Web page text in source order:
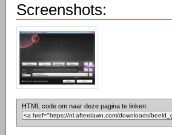
Screenshots:
HTML code om naar deze pagina te linken: